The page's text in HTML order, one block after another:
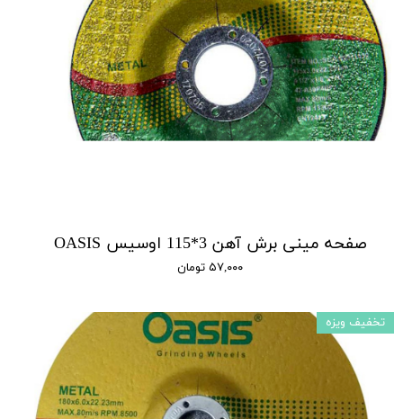
صفحه مینی برش آهن 3*115 اوسیس OASIS
۵۷,۰۰۰ تومان
تخفیف ویزه